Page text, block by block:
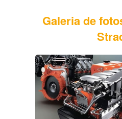
Galeria de